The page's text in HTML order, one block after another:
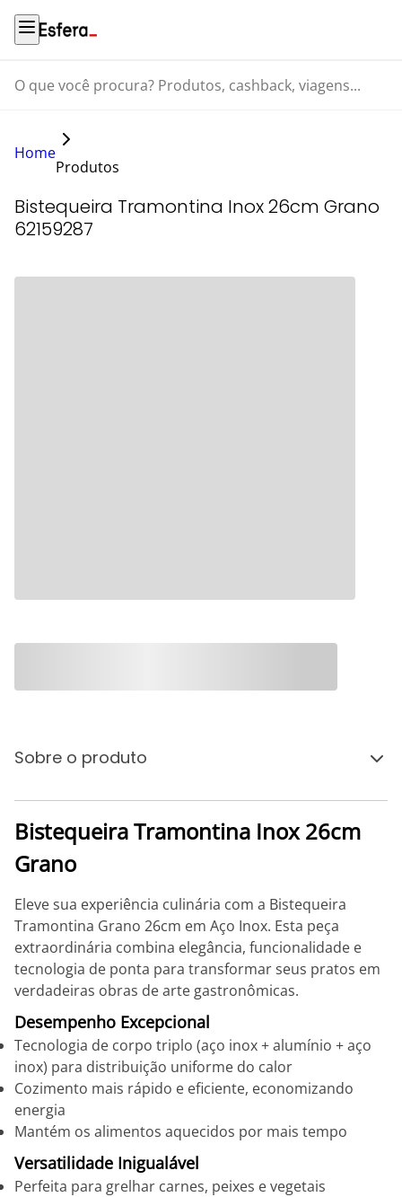
O que você procura? Produtos, cashback, viagens...
Home
Produtos
Bistequeira Tramontina Inox 26cm Grano
62159287
Sobre o produto
Bistequeira Tramontina Inox 26cm
Grano
Eleve sua experiência culinária com a Bistequeira
Tramontina Grano 26cm em Aço Inox. Esta peça
extraordinária combina elegância, funcionalidade e
tecnologia de ponta para transformar seus pratos em
verdadeiras obras de arte gastronômicas.
Desempenho Excepcional
Tecnologia de corpo triplo (aço inox + alumínio + aço
inox) para distribuição uniforme do calor
Cozimento mais rápido e eficiente, economizando
energia
Mantém os alimentos aquecidos por mais tempo
Versatilidade Inigualável
Perfeita para grelhar carnes, peixes e vegetais